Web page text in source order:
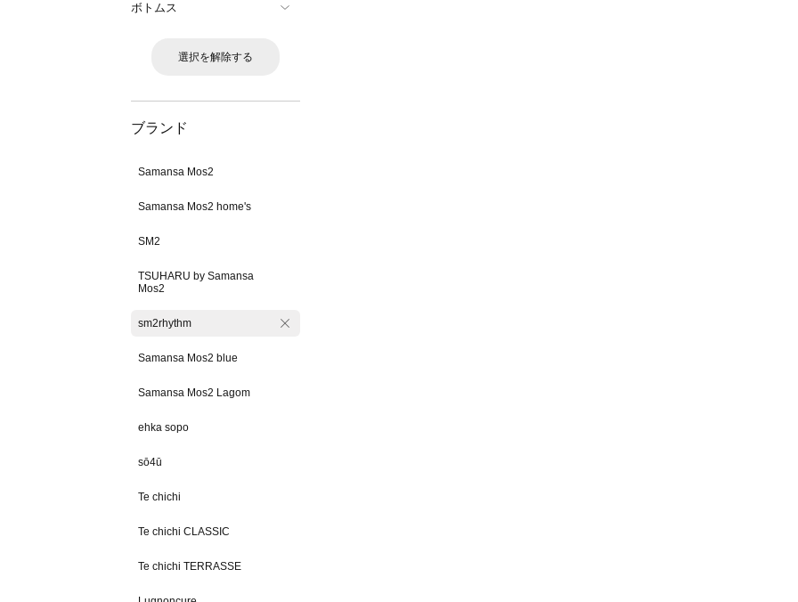
ボトムス
選択を解除する
ブランド
Samansa Mos2
Samansa Mos2 home's
SM2
TSUHARU by Samansa
Mos2
sm2rhythm
Samansa Mos2 blue
Samansa Mos2 Lagom
ehka sopo
sō4ū
Te chichi
Te chichi CLASSIC
Te chichi TERRASSE